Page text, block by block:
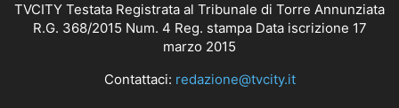
TVCITY Testata Registrata al Tribunale di Torre Annunziata
R.G. 368/2015 Num. 4 Reg. stampa Data iscrizione 17
marzo 2015
Contattaci: redazione@tvcity.it